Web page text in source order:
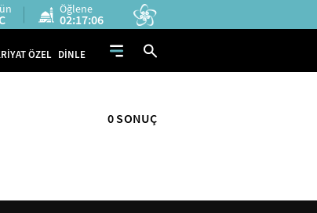
Öğlene
02:17:06
ÖZEL DİNLE
0 SONUÇ